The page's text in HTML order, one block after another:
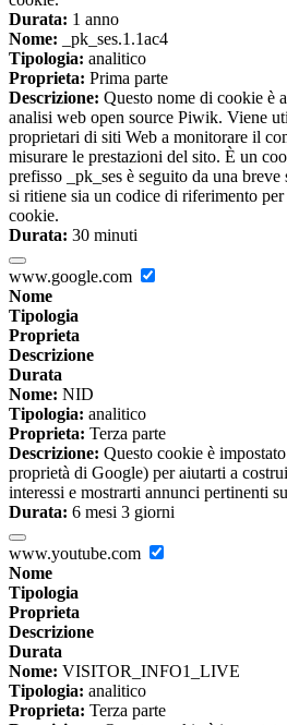
Durata: 1 anno
Nome: _pk_ses.1.1ac4
Tipologia: analitico
Proprieta: Prima parte
Descrizione: Questo nome di cookie è
analisi web open source Piwik. Viene
proprietari di siti Web a monitorare il
misurare le prestazioni del sito. È un
prefisso _pk_ses è seguito da una
si ritiene sia un codice di riferimento
cookie.
Durata: 30 minuti
www.google.com
Nome
Tipologia
Proprieta
Descrizione
Durata
Nome: NID
Tipologia: analitico
Proprieta: Terza parte
Descrizione: Questo cookie è
proprietà di Google) per aiutarti a
interessi e mostrarti annunci pertinenti
Durata: 6 mesi 3 giorni
www.youtube.com
Nome
Tipologia
Proprieta
Descrizione
Durata
Nome: VISITOR_INFO1_LIVE
Tipologia: analitico
Proprieta: Terza parte